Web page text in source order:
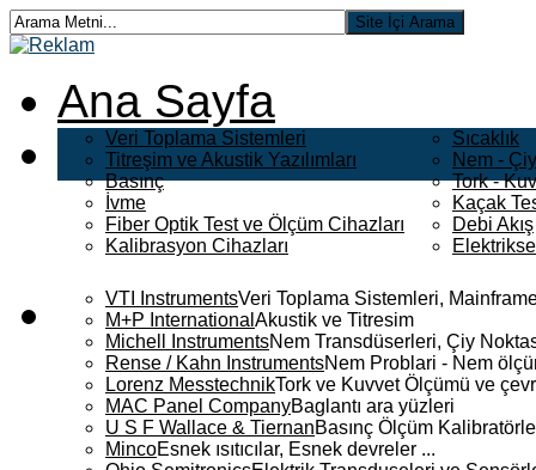
Ana Sayfa
Veri Toplama Sistemleri
Titreşim ve Akustik Yazılımları
Basınç
İvme
Fiber Optik Test ve Ölçüm Cihazları
Kalibrasyon Cihazları
Sıcaklık
Nem -
Tork -
Kaçak
Debi Akış
VTI InstrumentsVeri Toplama Sistemleri,
M+P International Akustik ve Titresim
Michell InstrumentsNem Transdüserleri, Çiy
Rense / Kahn InstrumentsNem Problari - Nem
Lorenz MesstechnikTork ve Kuvvet Ölçümü ve
MAC Panel CompanyBaglantı ara yüzleri
U S F Wallace & TiernanBasınç Ölçüm
MincoEsnek ısıtıcılar, Esnek devreler ...